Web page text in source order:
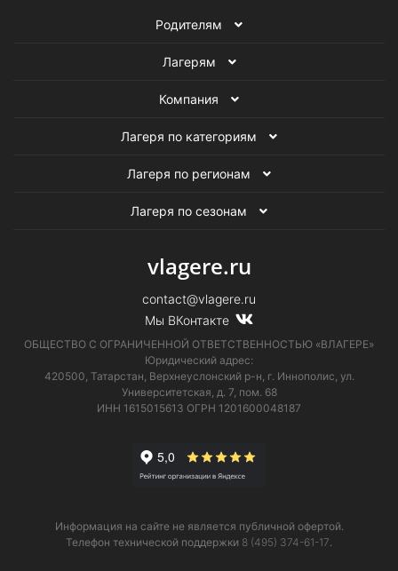
Родителям
Лагерям
Компания
Лагеря по категориям
Лагеря по регионам
Лагеря по сезонам
vlagere.ru
contact@vlagere.ru
Мы ВКонтакте
ОБЩЕСТВО С ОГРАНИЧЕННОЙ ОТВЕТСТВЕННОСТЬЮ «ВЛАГЕРЕ»
Юридический адрес:
420500, Татарстан, Верхнеуслонский р-н, г. Иннополис, ул.
Университетская, д. 7, пом. 68
ИНН 1615015613 ОГРН 1201600048187
Информация на сайте не является публичной офертой.
Телефон технической поддержки 8 (495) 374-61-17.